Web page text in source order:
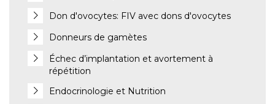
Don d'ovocytes: FIV avec dons d'ovocytes
Donneurs de gamètes
Échec d’implantation et avortement à
répétition
Endocrinologie et Nutrition